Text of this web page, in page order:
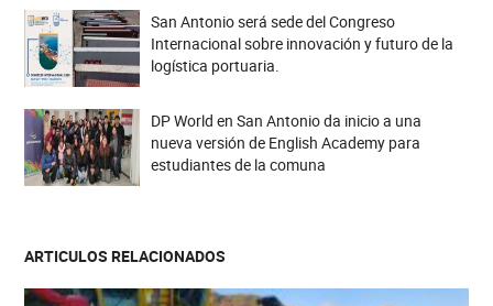
San Antonio será sede del Congreso
Internacional sobre innovación y futuro de la
logística portuaria.
DP World en San Antonio da inicio a una
nueva versión de English Academy para
estudiantes de la comuna
ARTICULOS RELACIONADOS